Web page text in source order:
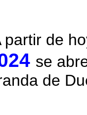
partir de
se
de